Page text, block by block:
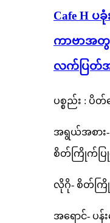
Cafe H ပ
ကာဗာအတွ
လက်ပြတ်အ
ပစ္စည်း : ပိတ်
အရွယ်အစား-
စိတ်ကြိုက်ပ
လိုဂို- စိတ်က
အရောင်- ပန်း